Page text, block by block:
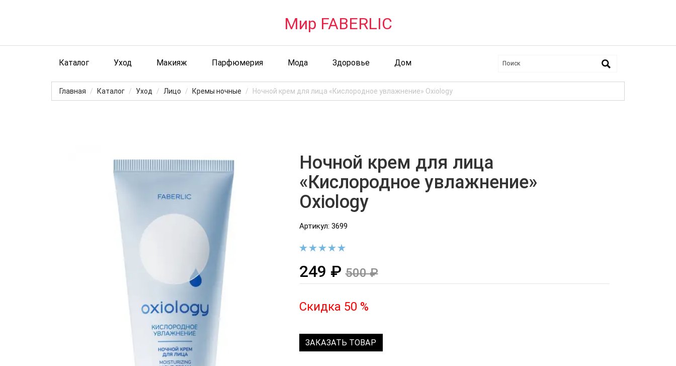
Мир FABERLIC
Каталог Уход Макияж Парфюмерия Мода Здоровье Дом
Главная Каталог Уход Лицо Кремы ночные Ночной крем для лица «Кислородное увлажнение» Oxiology
Ночной крем для лица
«Кислородное увлажнение»
Oxiology
Артикул: 3699
249 ₽500 ₽
Скидка 50 %
ЗАКАЗАТЬ ТОВАР